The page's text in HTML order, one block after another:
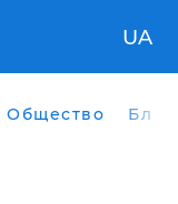
UA
Общество